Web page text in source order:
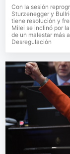
Con la sesión
Sturzenegger y
tiene resolución y
Milei se inclinó por
de un malestar más
Desregulación